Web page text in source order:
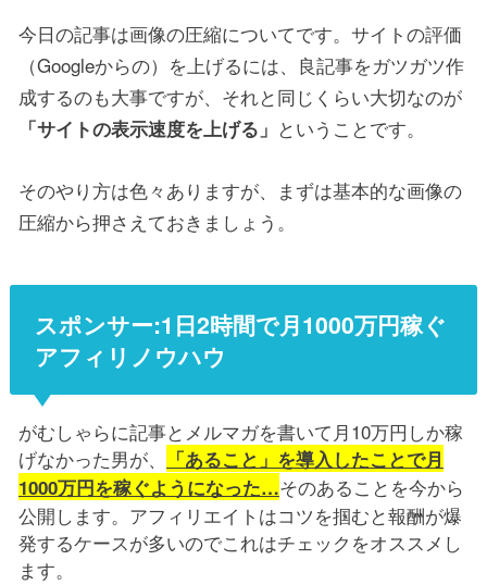
今日の記事は画像の圧縮についてです。サイトの評価
（Googleからの）を上げるには、良記事をガツガツ作
成するのも大事ですが、それと同じくらい大切なのが
「サイトの表示速度を上げる」 ということです。
そのやり方は色々ありますが、まずは基本的な画像の
圧縮から押さえておきましょう。
スポンサー:1日2時間で月1000万円稼ぐ
アフィリノウハウ
がむしゃらに記事とメルマガを書いて月10万円しか稼
げなかった男が、
「あること」を導入したことで月
1000万円を稼ぐようになった…そのあることを今から
公開します。アフィリエイトはコツを掴むと報酬が爆
発するケースが多いのでこれはチェックをオススメし
ます。